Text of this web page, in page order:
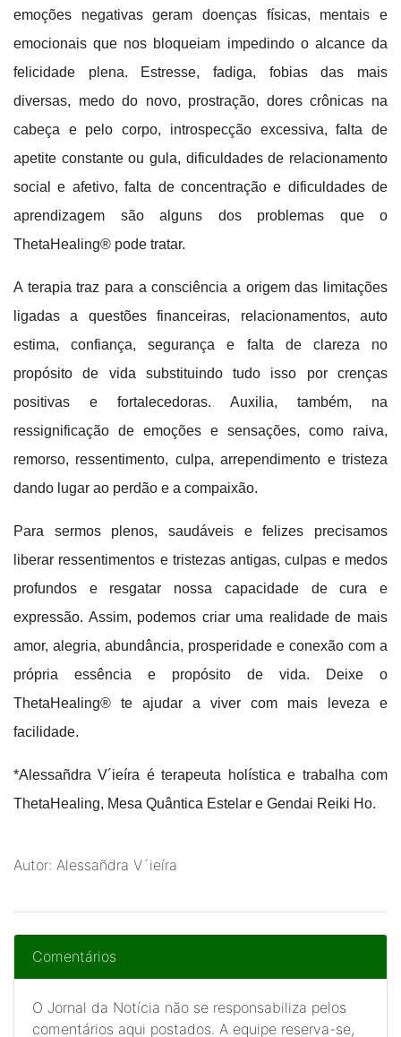
emoções negativas geram doenças físicas, mentais e
emocionais que nos bloqueiam impedindo o alcance da
felicidade plena. Estresse, fadiga, fobias das mais
diversas, medo do novo, prostração, dores crônicas na
cabeça e pelo corpo, introspecção excessiva, falta de
apetite constante ou gula, dificuldades de relacionamento
social e afetivo, falta de concentração e dificuldades de
aprendizagem são alguns dos problemas que o
ThetaHealing® pode tratar.
A terapia traz para a consciência a origem das limitações
ligadas a questões financeiras, relacionamentos, auto
estima, confiança, segurança e falta de clareza no
propósito de vida substituindo tudo isso por crenças
positivas e fortalecedoras. Auxilia, também, na
ressignificação de emoções e sensações, como raiva,
remorso, ressentimento, culpa, arrependimento e tristeza
dando lugar ao perdão e a compaixão.
Para sermos plenos, saudáveis e felizes precisamos
liberar ressentimentos e tristezas antigas, culpas e medos
profundos e resgatar nossa capacidade de cura e
expressão. Assim, podemos criar uma realidade de mais
amor, alegria, abundância, prosperidade e conexão com a
própria essência e propósito de vida. Deixe o
ThetaHealing® te ajudar a viver com mais leveza e
facilidade.
*Alessañdra V´ieíra é terapeuta holística e trabalha com
ThetaHealing, Mesa Quântica Estelar e Gendai Reiki Ho.
Autor: Alessañdra V´ieíra
Comentários
O Jornal da Notícia não se responsabiliza pelos
comentários aqui postados. A equipe reserva-se,